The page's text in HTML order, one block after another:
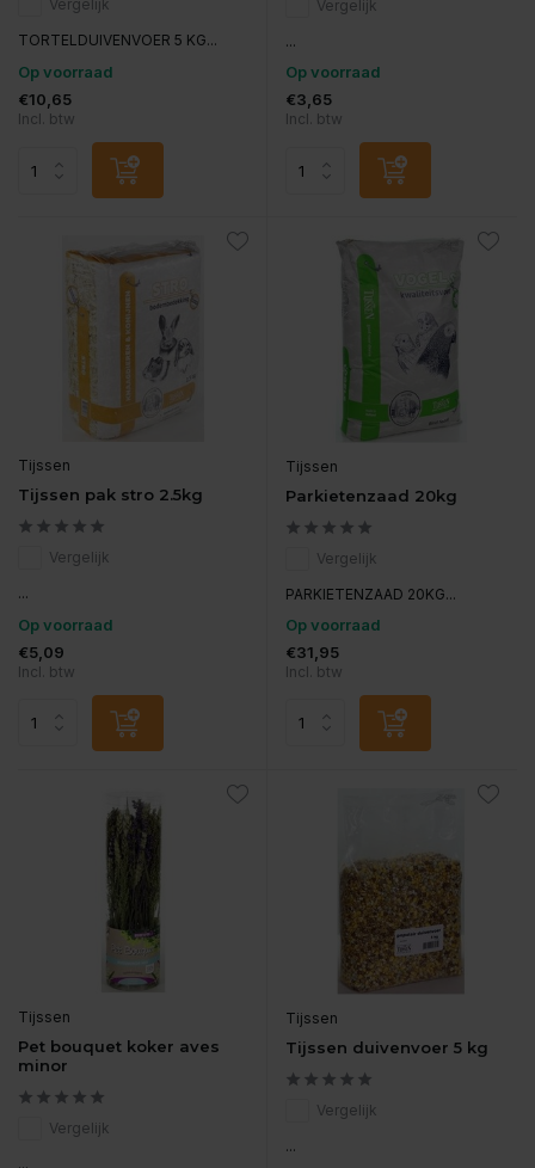
Vergelijk
TORTELDUIVENVOER 5 KG...
Op voorraad
€10,65
Incl. btw
Vergelijk
...
Op voorraad
€3,65
Incl. btw
Tijssen
Tijssen pak stro 2.5kg
Vergelijk
...
Op voorraad
€5,09
Incl. btw
Tijssen
Parkietenzaad 20kg
Vergelijk
PARKIETENZAAD 20KG...
Op voorraad
€31,95
Incl. btw
Tijssen
Pet bouquet koker aves
minor
Vergelijk
...
Tijssen
Tijssen duivenvoer 5 kg
Vergelijk
...